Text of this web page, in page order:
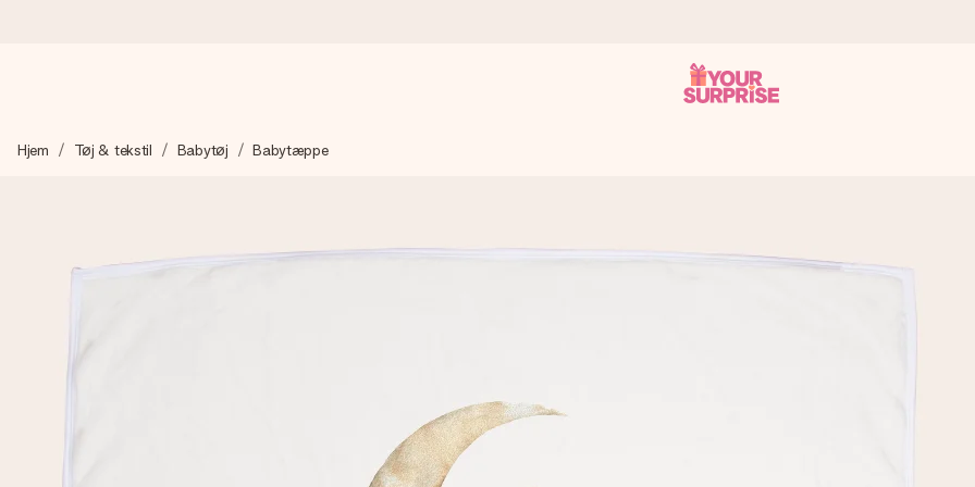
Vi laver din gave med omhu og sender den lynhurtigt – så du kan give den på det helt rette tidspunkt, når den betyder allermest.
4,7 (baseret på +15.000 anmeldelser)
Lav noget særligt i blot få trin – med hendes navn, et billede af dig eller en besked, der går lige i hendes hjerte. Intet besvær
Hjem Tøj & tekstil Babytøj Babytæppe